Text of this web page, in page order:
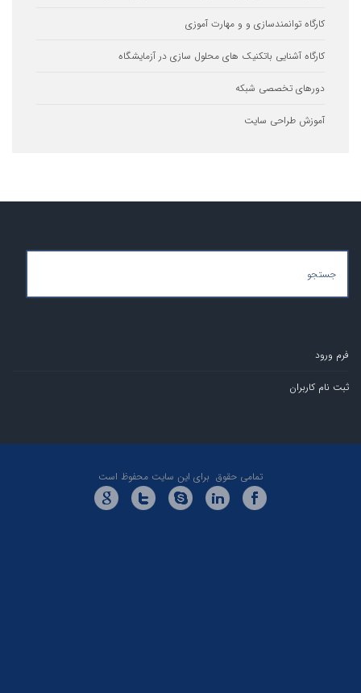
توانمندسازی و و مهارت آموزی
آشنایی باتکنیک های محلول سازی در آزمایشگاه
تخصصی شبکه
طراحی سایت
تمامی حقوق برای این سایت محفوظ است